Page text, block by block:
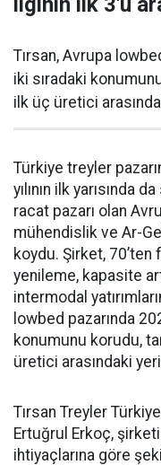
Tırsan, Avrupa
iki sıradaki
ilk üç üretici
Türkiye treyler
yılının ilk yarısında
racat pazarı olan
mühendislik ve Ar-
koydu. Şirket,
yenile­me, kapasite
intermodal
lowbed pazarında
konumunu korudu,
üretici arasındaki
Tırsan Treyler
Ertuğrul Er­koç,
ihtiyaçlarına göre